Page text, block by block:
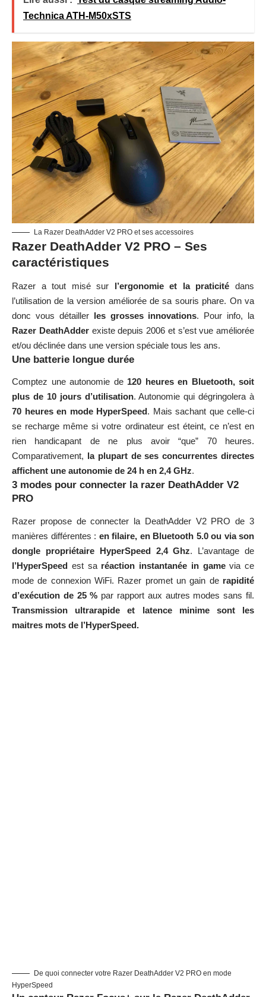
Technica ATH-M50xSTS
La Razer DeathAdder V2 PRO et ses accessoires
Razer DeathAdder V2 PRO – Ses
caractéristiques
Razer a tout misé sur l’ergonomie et la praticité dans
l’utilisation de la version améliorée de sa souris phare. On va
donc vous détailler les grosses innovations. Pour info, la
Razer DeathAdderexiste depuis 2006 et s’est vue améliorée
et/ou déclinée dans une version spéciale tous les ans.
Une batterie longue durée
Comptez une autonomie de 120 heures en Bluetooth, soit
plus de 10 jours d’utilisation. Autonomie qui dégringolera à
70 heures en mode HyperSpeed. Mais sachant que celle-ci
se recharge même si votre ordinateur est éteint, ce n’est en
rien handicapant de ne plus avoir “que” 70 heures.
Comparativement, la plupart de ses concurrentes directes
affichent une autonomie de 24 h en 2,4 GHz.
3 modes pour connecter la razer DeathAdder V2
PRO
Razer propose de connecter la DeathAdder V2 PRO de 3
manières différentes : en filaire, en Bluetooth 5.0 ou via son
dongle propriétaire HyperSpeed 2,4 Ghz. L’avantage de
l’HyperSpeed est sa réaction instantanée in gamevia ce
mode de connexion WiFi. Razer promet un gain de rapidité
d’exécution de 25 % par rapport aux autres modes sans fil.
Transmission ultrarapide et latence minime sont les
maitres mots de l’HyperSpeed.
De quoi connecter votre Razer DeathAdder V2 PRO en mode
HyperSpeed